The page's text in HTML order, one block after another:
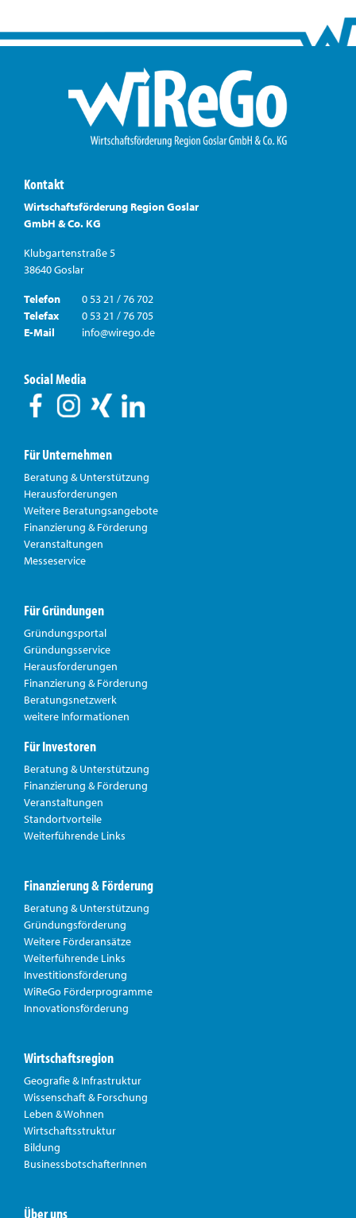
Kontakt
Wirtschaftsförderung Region Goslar
GmbH & Co. KG
Klubgartenstraße 5
38640 Goslar
Telefon
0 53 21 / 76 702
Telefax
0 53 21 / 76 705
E-Mail
info@wirego.de
Social Media
Für Unternehmen
Beratung & Unterstützung
Herausforderungen
Weitere Beratungsangebote
Finanzierung & Förderung
Veranstaltungen
Messeservice
Für Gründungen
Gründungsportal
Gründungsservice
Herausforderungen
Finanzierung & Förderung
Beratungsnetzwerk
weitere Informationen
Für Investoren
Beratung & Unterstützung
Finanzierung & Förderung
Veranstaltungen
Standortvorteile
Weiterführende Links
Finanzierung & Förderung
Beratung & Unterstützung
Gründungsförderung
Weitere Förderansätze
Weiterführende Links
Investitionsförderung
WiReGo Förderprogramme
Innovationsförderung
Wirtschaftsregion
Geografie & Infrastruktur
Wissenschaft & Forschung
Leben & Wohnen
Wirtschaftsstruktur
Bildung
BusinessbotschafterInnen
Über uns